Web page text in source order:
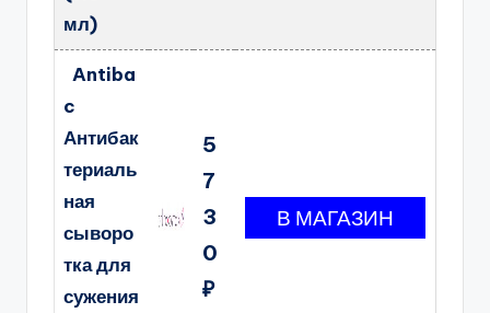
мл)
Antiba
c
Антибак
териаль
ная
сыворо
тка для
сужения
5
7
3
0
₽